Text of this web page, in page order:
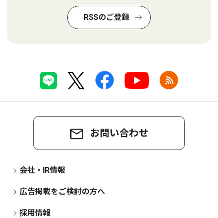
RSSのご登録
お問い合わせ
会社・IR情報
広告掲載をご検討の方へ
採用情報